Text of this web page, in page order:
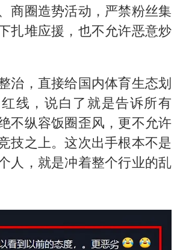
商圈造势活动，严禁粉丝集
扎堆应援，也不允许恶意炒
治，直接给国内体育生态划
线，说白了就是告诉所有
不纵容饭圈歪风，更不允许
技之上。这次出手根本不是
人，就是冲着整个行业的乱